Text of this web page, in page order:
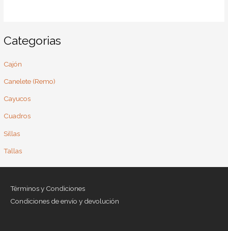
Categorias
Cajón
Canelete (Remo)
Cayucos
Cuadros
Sillas
Tallas
Términos y Condiciones
Condiciones de envío y devolución